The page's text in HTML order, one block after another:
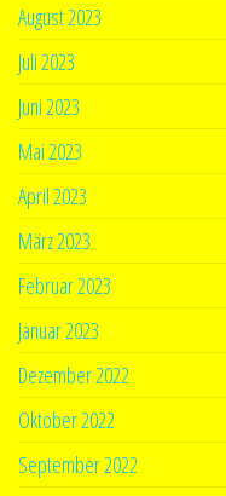
August 2023
Juli 2023
Juni 2023
Mai 2023
April 2023
März 2023
Februar 2023
Januar 2023
Dezember 2022
Oktober 2022
September 2022